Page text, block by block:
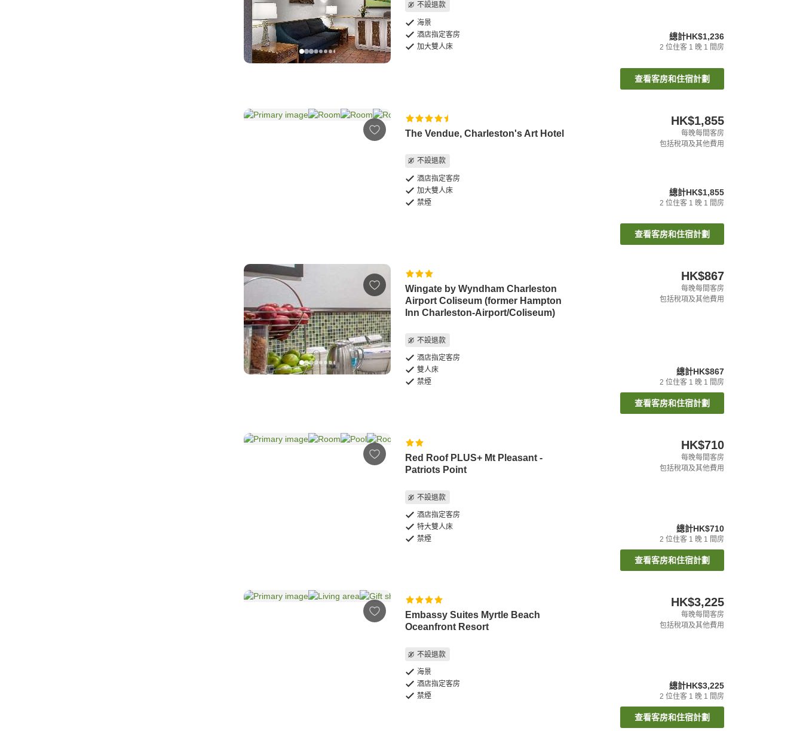
不設退款
海景
酒店指定客房
加大雙人床
總計HK$1,236
2 位住客 1 晚 1 間房
查看客房和住宿計劃
The Vendue, Charleston's Art Hotel
不設退款
酒店指定客房
加大雙人床
禁煙
HK$1,855
每晚每間客房
包括稅項及其他費用
總計HK$1,855
2 位住客 1 晚 1 間房
查看客房和住宿計劃
Wingate by Wyndham Charleston
Airport Coliseum (former Hampton
Inn Charleston-Airport/Coliseum)
不設退款
酒店指定客房
雙人床
禁煙
HK$867
每晚每間客房
包括稅項及其他費用
總計HK$867
2 位住客 1 晚 1 間房
查看客房和住宿計劃
Red Roof PLUS+ Mt Pleasant -
Patriots Point
不設退款
酒店指定客房
特大雙人床
禁煙
HK$710
每晚每間客房
包括稅項及其他費用
總計HK$710
2 位住客 1 晚 1 間房
查看客房和住宿計劃
Embassy Suites Myrtle Beach
Oceanfront Resort
不設退款
海景
酒店指定客房
禁煙
HK$3,225
每晚每間客房
包括稅項及其他費用
總計HK$3,225
2 位住客 1 晚 1 間房
查看客房和住宿計劃